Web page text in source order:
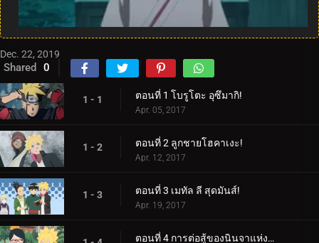
Dec. 22, 2019
Shared 0
1 - 1 ตอนที่ 1 โบรูโตะ อุซึมากิ!
Apr. 05, 2017
1 - 2 ตอนที่ 2 ลูกชายโฮคาเงะ!
Apr. 12, 2017
1 - 3 ตอนที่ 3 เมทัล ลี สุดมันส์!
Apr. 19, 2017
ตอนที่ 4 การต่อสู้ของนินจาแห่งเพศ!